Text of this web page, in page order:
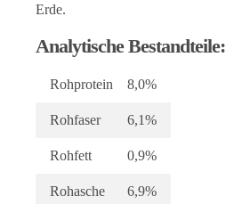
Erde.
Analytische Bestandteile:
Rohprotein 8,0%
Rohfaser 6,1%
Rohfett 0,9%
Rohasche 6,9%